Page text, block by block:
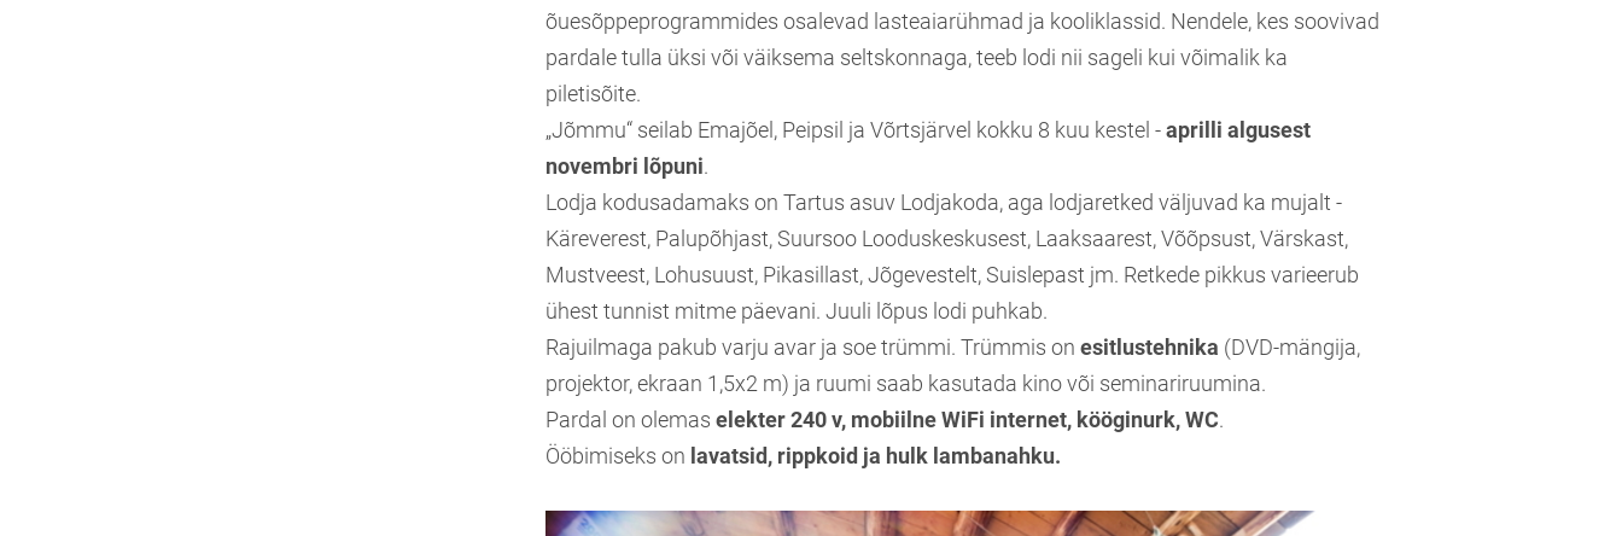
õuesõppeprogrammides osalevad lasteaiarühmad ja kooliklassid. Nendele, kes soovivad
pardale tulla üksi või väiksema seltskonnaga, teeb lodi nii sageli kui võimalik ka
piletisõite.
„Jõmmu“ seilab Emajõel, Peipsil ja Võrtsjärvel kokku 8 kuu kestel -aprilli algusest
novembri lõpuni.
Lodja kodusadamaks on Tartus asuv Lodjakoda, aga lodjaretked väljuvad ka mujalt -
Käreverest, Palupõhjast, Suursoo Looduskeskusest, Laaksaarest, Võõpsust, Värskast,
Mustveest, Lohusuust, Pikasillast, Jõgevestelt, Suislepast jm. Retkede pikkus varieerub
ühest tunnist mitme päevani. Juuli lõpus lodi puhkab.
Rajuilmaga pakub varju avar ja soe trümmi. Trümmis on esitlustehnika (DVD-mängija,
projektor, ekraan 1,5x2 m) ja ruumi saab kasutada kino või seminariruumina.
Pardal on olemas elekter 240 v, mobiilne WiFi internet, kööginurk, WC.
Ööbimiseks on lavatsid, rippkoid ja hulk lambanahku.